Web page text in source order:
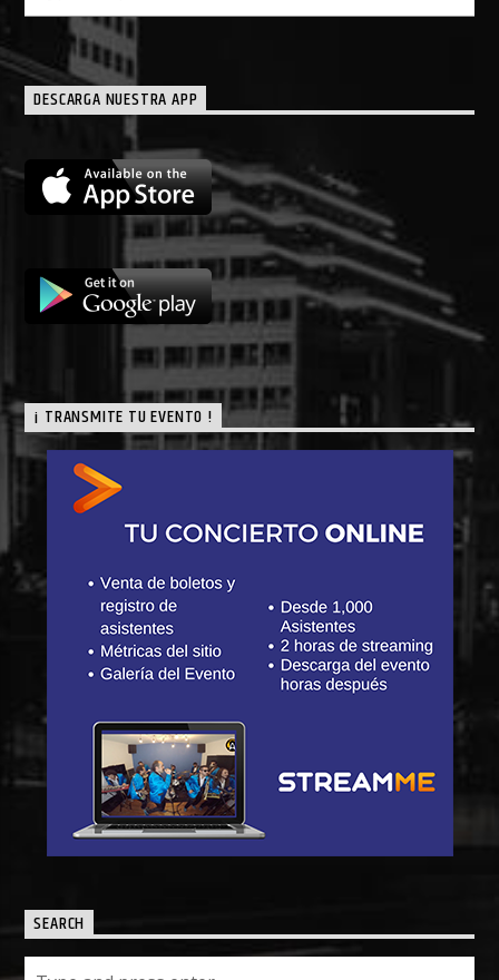
DESCARGA NUESTRA APP
¡ TRANSMITE TU EVENTO !
SEARCH